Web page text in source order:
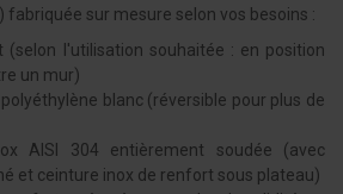
fabriquée sur mesure selon vos besoins :
(selon l'utilisation souhaitée : en position
un mur)
blanc (réversible pour plus de
AISI 304 entièrement soudée (avec
et ceinture inox de renfort sous plateau)